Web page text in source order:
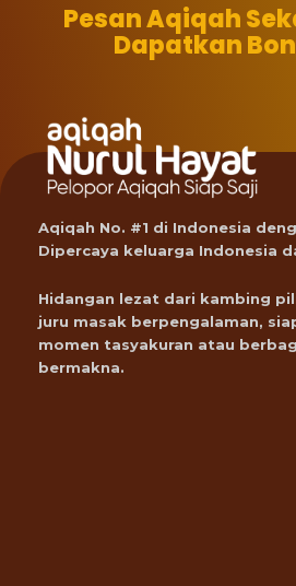
Pesan Aqiqah
Dapatkan
Aqiqah No. #1 di Indonesia
Dipercaya keluarga Indonesia
Hidangan lezat dari kambing
juru masak berpengalaman,
momen tasyakuran atau
bermakna.